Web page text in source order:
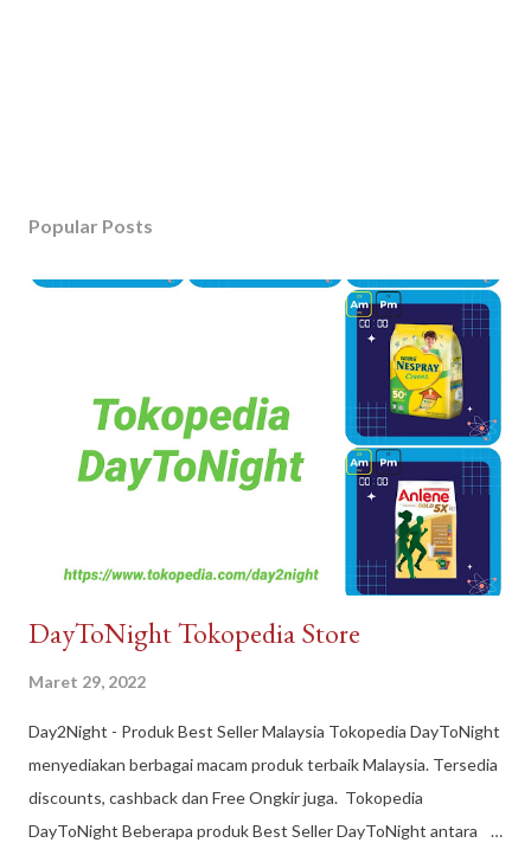
Popular Posts
DayToNight Tokopedia Store
Maret 29, 2022
Day2Night - Produk Best Seller Malaysia Tokopedia DayToNight
menyediakan berbagai macam produk terbaik Malaysia. Tersedia
discounts, cashback dan Free Ongkir juga. Tokopedia
DayToNight Beberapa produk Best Seller DayToNight antara